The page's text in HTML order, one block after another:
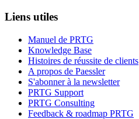
Liens utiles
Manuel de PRTG
Knowledge Base
Histoires de réussite de clients
A propos de Paessler
S'abonner à la newsletter
PRTG Support
PRTG Consulting
Feedback & roadmap PRTG